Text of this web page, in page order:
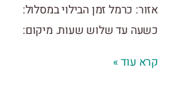
אזור: כרמל זמן הבילוי במסלול:
כשעה עד שלוש שעות. מיקום:
קרא עוד »